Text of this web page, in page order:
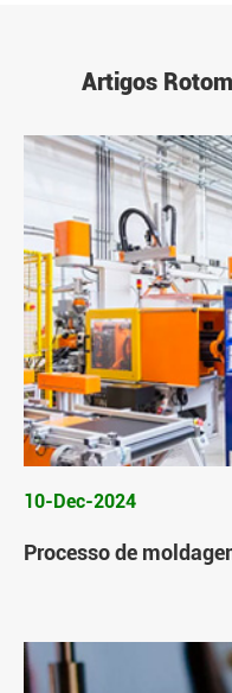
Artigos
10-Dec-2024
Processo de